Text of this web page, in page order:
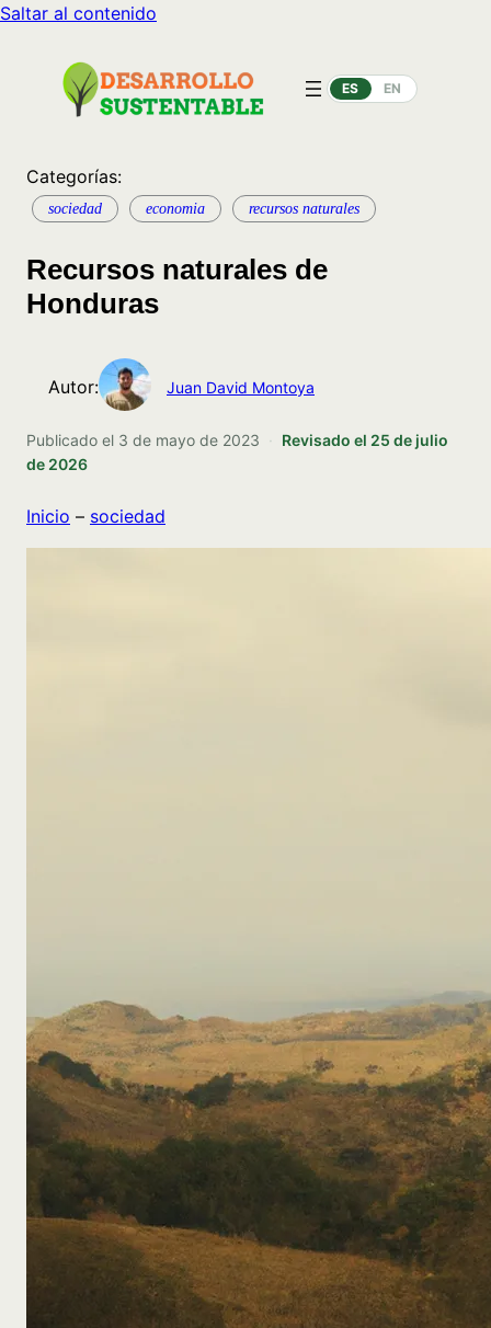
Saltar al contenido
ES EN
Categorías:
sociedad economia recursos naturales
Recursos naturales de
Honduras
Autor: Juan David Montoya
Publicado el 3 de mayo de 2023 · Revisado el 25 de julio
de 2026
Inicio – sociedad